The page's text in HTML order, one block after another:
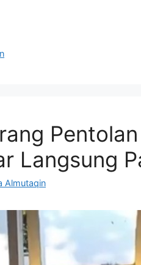
Langsung
Almutaqin